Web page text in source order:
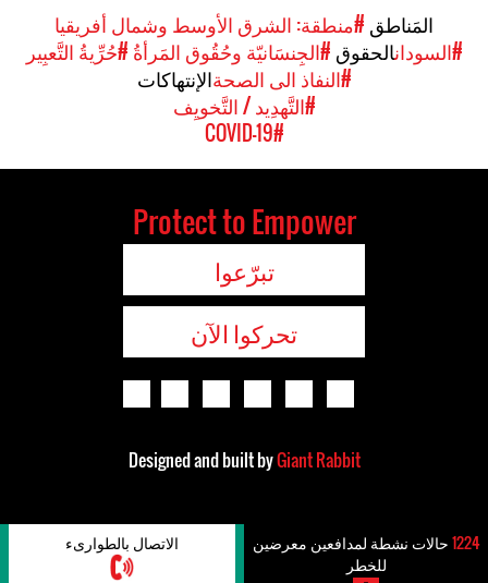
المَناطق #منطقة: الشرق الأوسط وشمال أفريقيا
#السودانالحقوق #الجِنسَانيّة وحُقُوق المَرأةُ #حُرِّيةُ التَّعبِير
#النفاذ الى الصحةالإنتهاكات
#التَّهدِيد / التَّخويِف
#COVID-19
Protect to Empower
تبرّعوا
تحركوا الآن
Designed and built byGiant Rabbit
الاتصال بالطوارىء 1224حالات نشطة لمدافعين معرضين
للخطر